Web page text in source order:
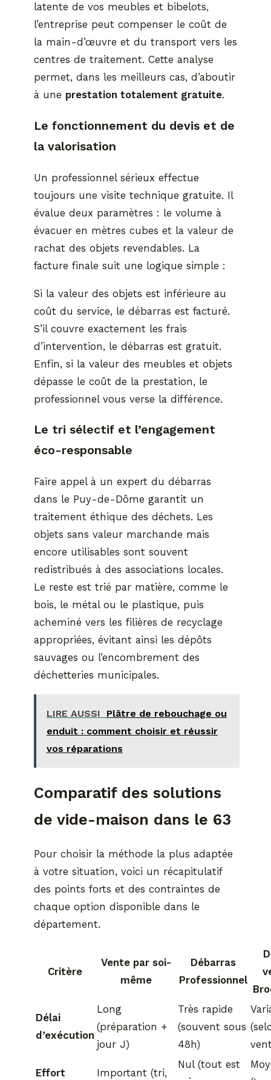
latente de vos meubles et bibelots,
l’entreprise peut compenser le coût de
la main-d’œuvre et du transport vers les
centres de traitement. Cette analyse
permet, dans les meilleurs cas, d’aboutir
à une prestation totalement gratuite.
Le fonctionnement du devis et de
la valorisation
Un professionnel sérieux effectue
toujours une visite technique gratuite. Il
évalue deux paramètres : le volume à
évacuer en mètres cubes et la valeur de
rachat des objets revendables. La
facture finale suit une logique simple :
Si la valeur des objets est inférieure au
coût du service, le débarras est facturé.
S’il couvre exactement les frais
d’intervention, le débarras est gratuit.
Enfin, si la valeur des meubles et objets
dépasse le coût de la prestation, le
professionnel vous verse la différence.
Le tri sélectif et l’engagement
éco-responsable
Faire appel à un expert du débarras
dans le Puy-de-Dôme garantit un
traitement éthique des déchets. Les
objets sans valeur marchande mais
encore utilisables sont souvent
redistribués à des associations locales.
Le reste est trié par matière, comme le
bois, le métal ou le plastique, puis
acheminé vers les filières de recyclage
appropriées, évitant ainsi les dépôts
sauvages ou l’encombrement des
déchetteries municipales.
LIRE AUSSI
Plâtre de rebouchage ou
enduit : comment choisir et réussir
vos réparations
Comparatif des solutions
de vide-maison dans le 63
Pour choisir la méthode la plus adaptée
à votre situation, voici un récapitulatif
des points forts et des contraintes de
chaque option disponible dans le
département.
Critère
Vente par soi-
même
Débarras
Professionnel
Délai
d’exécution
Long
(préparation +
jour J)
Très rapide
(souvent sous
48h)
Effort Important (tri,
Nul (tout est